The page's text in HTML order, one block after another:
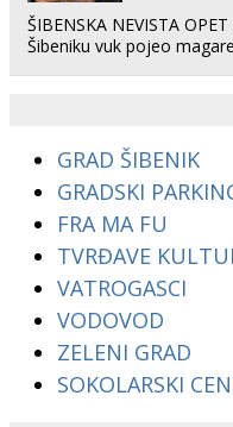
ŠIBENSKA NEVISTA
Šibeniku vuk pojeo
GRAD ŠIBENIK
GRADSKI
FRA MA FU
TVRĐAVE
VATROGASCI
VODOVOD
ZELENI GRAD
SOKOLARSKI